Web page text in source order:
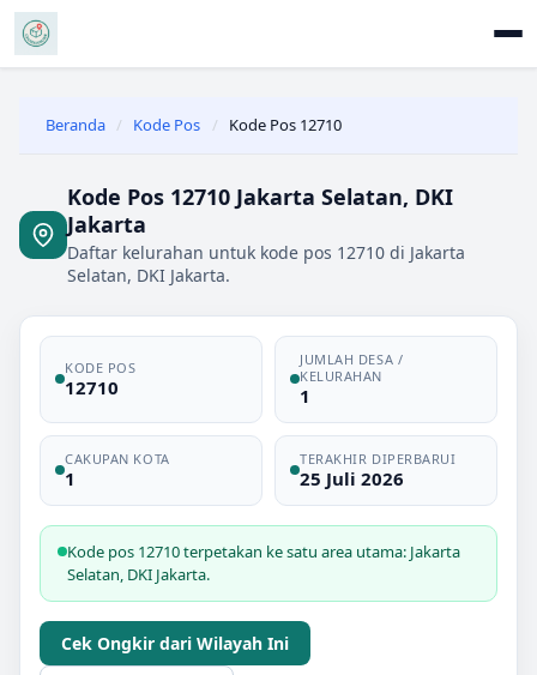
Beranda / Kode Pos / Kode Pos 12710
Kode Pos 12710 Jakarta Selatan, DKI
Jakarta
Daftar kelurahan untuk kode pos 12710 di Jakarta
Selatan, DKI Jakarta.
KODE POS
12710
JUMLAH DESA /
KELURAHAN
1
CAKUPAN KOTA
1
TERAKHIR DIPERBARUI
25 Juli 2026
Kode pos 12710 terpetakan ke satu area utama: Jakarta
Selatan, DKI Jakarta.
Cek Ongkir dari Wilayah Ini